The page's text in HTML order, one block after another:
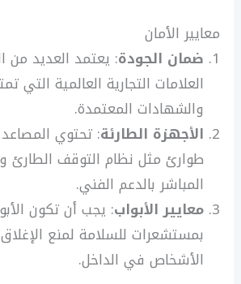
معايير الأمان
ضمان الجودة: يعتمد العديد من
العلامات التجارية العالمية التي
والشهادات المعتمدة.
الأجهزة الطارئة: تحتوي
طوارئ مثل نظام التوقف الطارئ
المباشر بالدعم الفني.
معايير الأبواب: يجب أن تكون
بمستشعرات للسلامة لمنع
الأشخاص في الداخل.